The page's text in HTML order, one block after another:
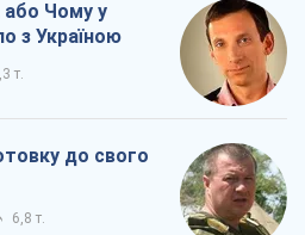
або Чому у
з Україною
т.
до свого
6,8 т.